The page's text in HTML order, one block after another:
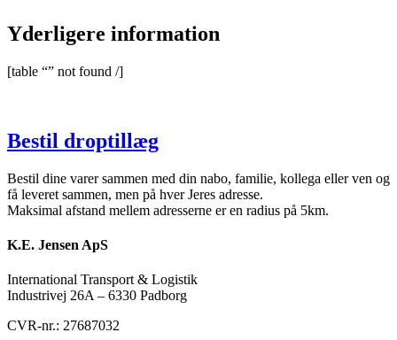
Yderligere information
[table “” not found /]
Bestil droptillæg
Bestil dine varer sammen med din nabo, familie, kollega eller ven og
få leveret sammen, men på hver Jeres adresse.
Maksimal afstand mellem adresserne er en radius på 5km.
K.E. Jensen ApS
International Transport & Logistik
Industrivej 26A – 6330 Padborg
CVR-nr.: 27687032